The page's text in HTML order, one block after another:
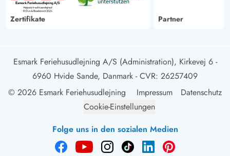
Zertifikate Partner
Esmark Feriehusudlejning A/S (Administration), Kirkevej 6 -
6960 Hvide Sande, Danmark - CVR: 26257409
© 2026 Esmark Feriehusudlejning
Impressum
Datenschutz
Cookie-Einstellungen
Folge uns in den sozialen Medien